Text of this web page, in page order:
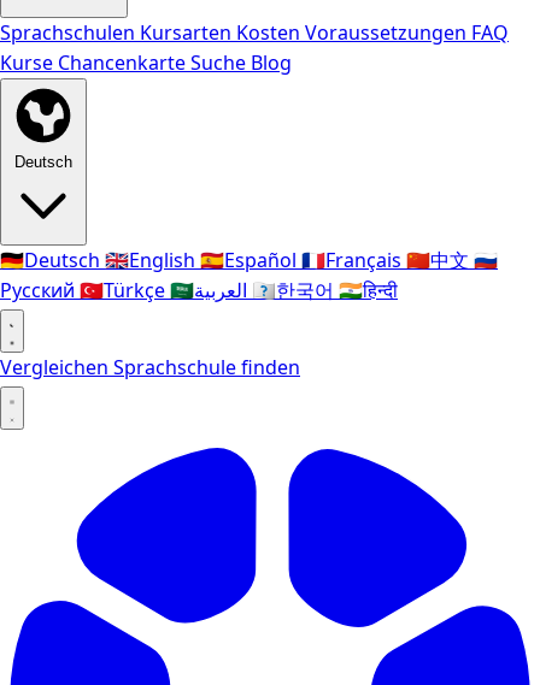
Sprachschulen Kursarten Kosten Voraussetzungen FAQ
Kurse ChancenkarteSuche Blog
Deutsch
🇩🇪Deutsch 🇬🇧English 🇪🇸Español 🇫🇷Français 🇨🇳中文 🇷🇺
Русский 🇹🇷Türkçe🇸🇦 🇰🇷한국어 🇮🇳हिन्दी
Vergleichen Sprachschule finden